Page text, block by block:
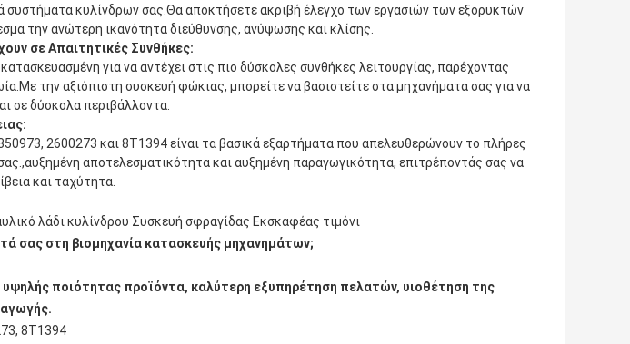
συστήματα κυλίνδρων σας.Θα αποκτήσετε ακριβή έλεγχο των εργασιών των εξορυκτών
την ανώτερη ικανότητα διεύθυνσης, ανύψωσης και κλίσης.
σε Απαιτητικές Συνθήκες:
για να αντέχει στις πιο δύσκολες συνθήκες λειτουργίας, παρέχοντας
την αξιόπιστη συσκευή φώκιας, μπορείτε να βασιστείτε στα μηχανήματα σας για να
σε δύσκολα περιβάλλοντα.
2600273 και 8T1394 είναι τα βασικά εξαρτήματα που απελευθερώνουν το πλήρες
αποτελεσματικότητα και αυξημένη παραγωγικότητα, επιτρέποντάς σας να
και ταχύτητα.
λάδι κυλίνδρου Συσκευή σφραγίδας Εκσκαφέας τιμόνι
σας στη βιομηχανία κατασκευής μηχανημάτων;
ποιότητας προϊόντα, καλύτερη εξυπηρέτηση πελατών, υιοθέτηση της
8T1394